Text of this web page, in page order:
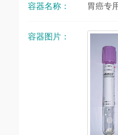
容器名称： 胃癌专
容器图片：